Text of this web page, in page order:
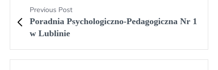
Previous Post
Poradnia Psychologiczno-Pedagogiczna Nr 1
w Lublinie